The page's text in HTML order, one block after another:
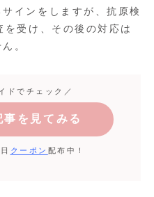
インをしますが、抗原検
受け、その後の対応は
。
ドでチェック／
を見てみる
クーポン 配布中！